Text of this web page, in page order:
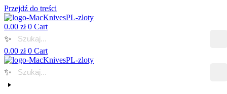
Przejdź do treści
0.00 zł 0 Cart
✨
0.00 zł 0 Cart
✨